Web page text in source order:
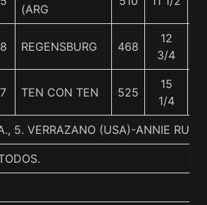
(ARG
8 REGENSBURG 468
12
3/4
7 TEN CON TEN 525
15
1/4
5. VERRAZANO (USA)-ANNIE